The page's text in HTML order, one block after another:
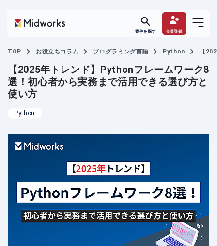
案件を探す 会員登録
TOP お役立ちコラム プログラミング言語 Python 【
【2025年トレンド】Pythonフレームワーク8
選！初心者から実務まで活用できる選び方と
使い方
Python